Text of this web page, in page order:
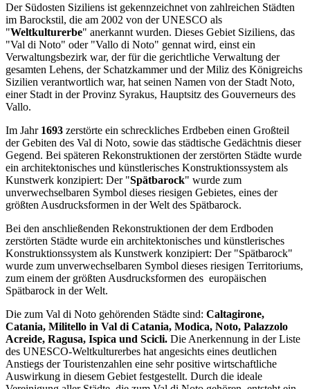
Der Südosten Siziliens ist gekennzeichnet von zahlreichen Städten
im Barockstil, die am 2002 von der UNESCO als
"Weltkulturerbe" anerkannt wurden. Dieses Gebiet Siziliens, das
"Val di Noto" oder "Vallo di Noto" gennat wird, einst ein
Verwaltungsbezirk war, der für die gerichtliche Verwaltung der
gesamten Lehens, der Schatzkammer und der Miliz des Königreichs
Sizilien verantwortlich war, hat seinen Namen von der Stadt Noto,
einer Stadt in der Provinz Syrakus, Hauptsitz des Gouverneurs des
Vallo.
Im Jahr 1693 zerstörte ein schreckliches Erdbeben einen Großteil
der Gebiten des Val di Noto, sowie das städtische Gedächtnis dieser
Gegend. Bei späteren Rekonstruktionen der zerstörten Städte wurde
ein architektonisches und künstlerisches Konstruktionssystem als
Kunstwerk konzipiert: Der "Spätbarock" wurde zum
unverwechselbaren Symbol dieses riesigen Gebietes, eines der
größten Ausdrucksformen in der Welt des Spätbarock.
Bei den anschließenden Rekonstruktionen der dem Erdboden
zerstörten Städte wurde ein architektonisches und künstlerisches
Konstruktionssystem als Kunstwerk konzipiert: Der "Spätbarock"
wurde zum unverwechselbaren Symbol dieses riesigen Territoriums,
zum einem der größten Ausdrucksformen des europäischen
Spätbarock in der Welt.
Die zum Val di Noto gehörenden Städte sind: Caltagirone,
Catania, Militello in Val di Catania, Modica, Noto, Palazzolo
Acreide, Ragusa, Ispica und Scicli. Die Anerkennung in der Liste
des UNESCO-Weltkulturerbes hat angesichts eines deutlichen
Anstiegs der Touristenzahlen eine sehr positive wirtschaftliche
Auswirkung in diesem Gebiet festgestellt. Durch die ideale